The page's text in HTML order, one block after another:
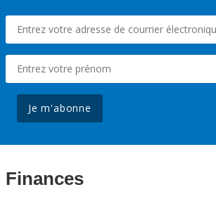
Je m'abonne
Finances